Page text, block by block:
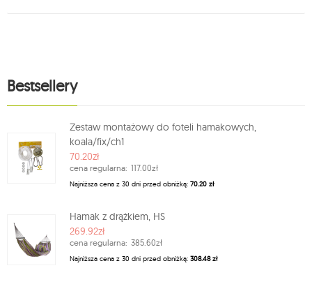
Bestsellery
Zestaw montażowy do foteli hamakowych,
koala/fix/ch1
70.20zł
cena regularna: 117.00zł
Najniższa cena z 30 dni przed obniżką: 70.20 zł
Hamak z drążkiem, HS
269.92zł
cena regularna: 385.60zł
Najniższa cena z 30 dni przed obniżką: 308.48 zł